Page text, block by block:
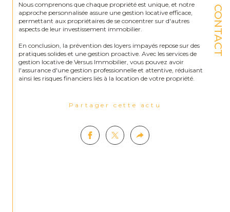
CONTACT
Nous comprenons que chaque propriété est unique, et notre
approche personnalisée assure une gestion locative efficace,
permettant aux propriétaires de se concentrer sur d'autres
aspects de leur investissement immobilier.
En conclusion, la prévention des loyers impayés repose sur des
pratiques solides et une gestion proactive. Avec les services de
gestion locative de Versus Immobilier, vous pouvez avoir
l'assurance d'une gestion professionnelle et attentive, réduisant
ainsi les risques financiers liés à la location de votre propriété.
Partager cette actu